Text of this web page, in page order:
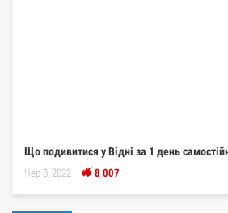
Що подивитися у Відні за 1 день
Чер 8, 2022 8 007